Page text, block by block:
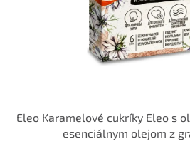
Eleo Karamelové cukríky Eleo s
esenciálnym olejom z